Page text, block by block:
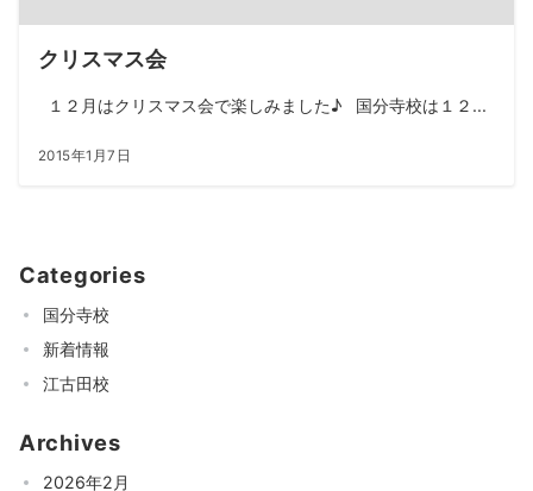
クリスマス会
１２月はクリスマス会で楽しみました♪ 国分寺校は１２...
2015年1月7日
Categories
国分寺校
新着情報
江古田校
Archives
2026年2月